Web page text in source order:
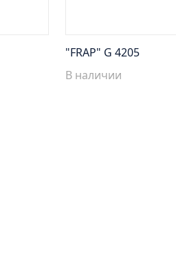
"FRAP" G 4205
В наличии